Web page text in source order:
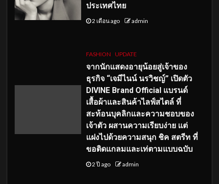
ประเทศไทย
2 เดือน ago admin
FASHION UPDATE
จากนักแสดงอายุน้อยสู่เจ้าของ
ธุรกิจ “เจมีไนน์ นรวิชญ์” เปิดตัว
DIVINE Brand Official แบรนด์
เสื้อผ้าและสินค้าไลฟ์สไตล์ ที่
สะท้อนบุคลิกและความชอบของ
เจ้าตัว ผสานความเรียบง่าย แต่
แฝงไปด้วยความสนุก ชิค สตรีท ที่
ขอติดแกลมและเท่ตามแบบฉบับ
2 ปี ago admin